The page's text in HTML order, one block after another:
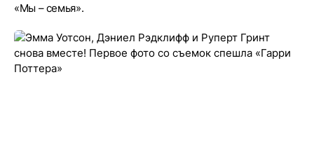
«Мы – семья».